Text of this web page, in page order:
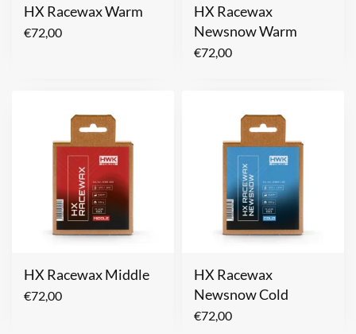
HX Racewax Warm
€72,00
HX Racewax
Newsnow Warm
€72,00
HX Racewax Middle
€72,00
HX Racewax
Newsnow Cold
€72,00